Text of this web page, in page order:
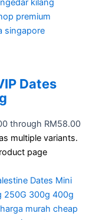
Dates
through RM58.00
multiple variants.
page